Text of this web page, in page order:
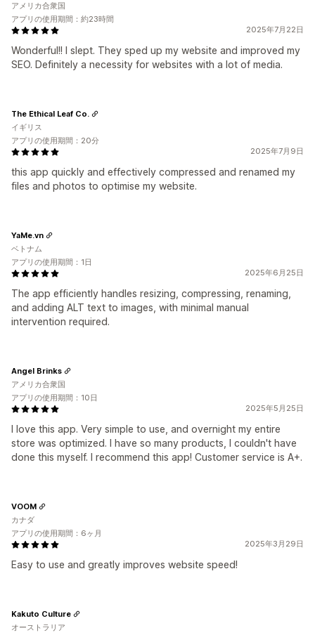
2025年7月22日
Wonderful!! I slept. They sped up my website and improved my
SEO. Definitely a necessity for websites with a lot of media.
アメリカ合衆国
アプリの使用期間：約23時間
2025年7月9日
this app quickly and effectively compressed and renamed my
files and photos to optimise my website.
The Ethical Leaf Co.
イギリス
アプリの使用期間：20分
2025年6月25日
The app efficiently handles resizing, compressing, renaming,
and adding ALT text to images, with minimal manual
intervention required.
YaMe.vn
ベトナム
アプリの使用期間：1日
2025年5月25日
I love this app. Very simple to use, and overnight my entire
store was optimized. I have so many products, I couldn't have
done this myself. I recommend this app! Customer service is A+.
Angel Brinks
アメリカ合衆国
アプリの使用期間：10日
2025年3月29日
Easy to use and greatly improves website speed!
VOOM
カナダ
アプリの使用期間：6ヶ月
Kakuto Culture
オーストラリア